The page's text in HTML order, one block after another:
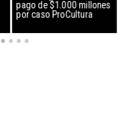
pago de $1.000 millones
por caso ProCultura